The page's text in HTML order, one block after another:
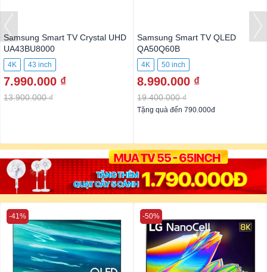
Samsung Smart TV Crystal UHD
UA43BU8000
4K 43 inch
7.990.000 ₫
13.900.000 ₫
Samsung Smart TV QLED
QA50Q60B
4K 50 inch
8.990.000 ₫
19.400.000 ₫
Tặng quà đến 790.000đ
-41% -50%